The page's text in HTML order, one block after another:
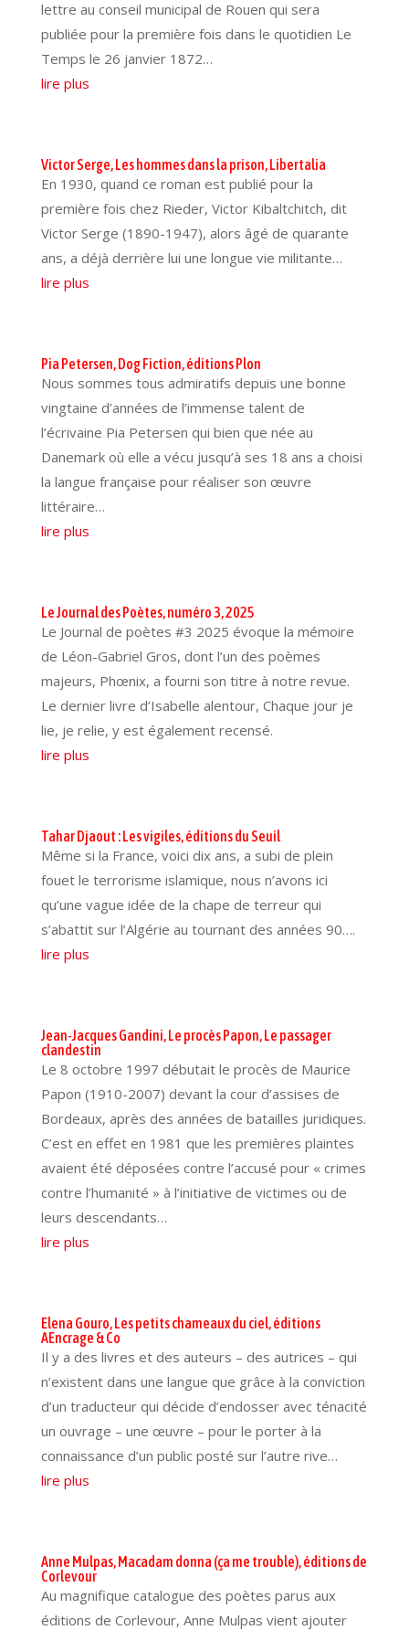
lettre au conseil municipal de Rouen qui sera
publiée pour la première fois dans le quotidien Le
Temps le 26 janvier 1872…
lire plus
Victor Serge, Les hommes dans la prison, Libertalia
En 1930, quand ce roman est publié pour la
première fois chez Rieder, Victor Kibaltchitch, dit
Victor Serge (1890-1947), alors âgé de quarante
ans, a déjà derrière lui une longue vie militante…
lire plus
Pia Petersen, Dog Fiction, éditions Plon
Nous sommes tous admiratifs depuis une bonne
vingtaine d’années de l’immense talent de
l’écrivaine Pia Petersen qui bien que née au
Danemark où elle a vécu jusqu’à ses 18 ans a choisi
la langue française pour réaliser son œuvre
littéraire…
lire plus
Le Journal des Poètes, numéro 3, 2025
Le Journal de poètes #3 2025 évoque la mémoire
de Léon-Gabriel Gros, dont l’un des poèmes
majeurs, Phœnix, a fourni son titre à notre revue.
Le dernier livre d’Isabelle alentour, Chaque jour je
lie, je relie, y est également recensé.
lire plus
Tahar Djaout : Les vigiles, éditions du Seuil
Même si la France, voici dix ans, a subi de plein
fouet le terrorisme islamique, nous n’avons ici
qu’une vague idée de la chape de terreur qui
s’abattit sur l’Algérie au tournant des années 90….
lire plus
Jean-Jacques Gandini, Le procès Papon, Le passager
clandestin
Le 8 octobre 1997 débutait le procès de Maurice
Papon (1910-2007) devant la cour d’assises de
Bordeaux, après des années de batailles juridiques.
C’est en effet en 1981 que les premières plaintes
avaient été déposées contre l’accusé pour « crimes
contre l’humanité » à l’initiative de victimes ou de
leurs descendants…
lire plus
Elena Gouro, Les petits chameaux du ciel, éditions
AEncrage & Co
Il y a des livres et des auteurs – des autrices – qui
n’existent dans une langue que grâce à la conviction
d’un traducteur qui décide d’endosser avec ténacité
un ouvrage – une œuvre – pour le porter à la
connaissance d’un public posté sur l’autre rive…
lire plus
Anne Mulpas, Macadam donna (ça me trouble), éditions de
Corlevour
Au magnifique catalogue des poètes parus aux
éditions de Corlevour, Anne Mulpas vient ajouter